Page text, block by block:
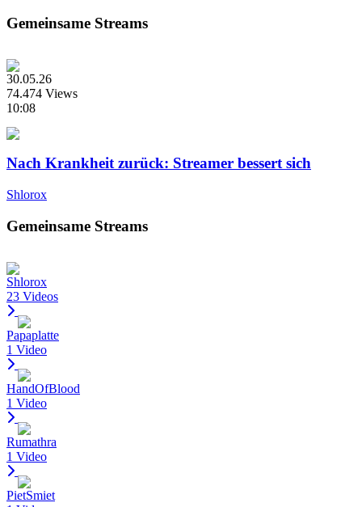
Gemeinsame Streams
30.05.26
74.474 Views
10:08
Nach Krankheit zurück: Streamer bessert sich
Shlorox
Gemeinsame Streams
Shlorox
23 Videos
Papaplatte
1 Video
HandOfBlood
1 Video
Rumathra
1 Video
PietSmiet